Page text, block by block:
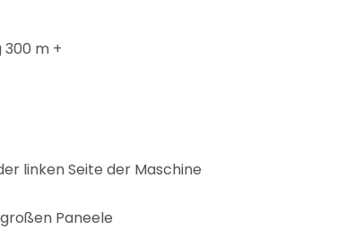
m +
linken Seite der Maschine
Paneele